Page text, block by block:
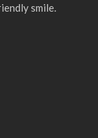
smile.